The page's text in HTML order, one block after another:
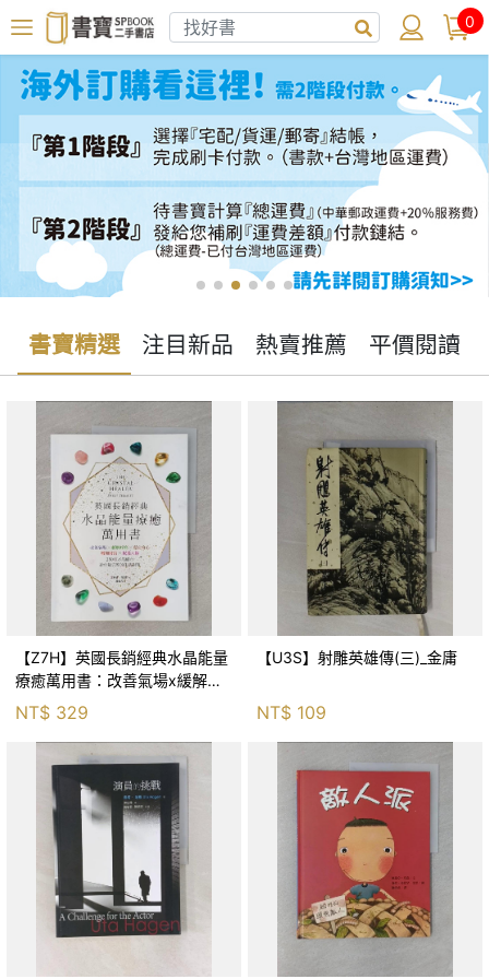
0
書寶精選 注目新品 熱賣推薦 平價閱讀
【Z7H】英國長銷經典水晶能量
療癒萬用書：改善氣場x緩解疼
痛x穩定身心x增加財富x促進人
緣，250種水晶礦石給你最完整
的生活對策_菲利
NT$ 329
【U3S】射雕英雄傳(三)_金庸
NT$ 109